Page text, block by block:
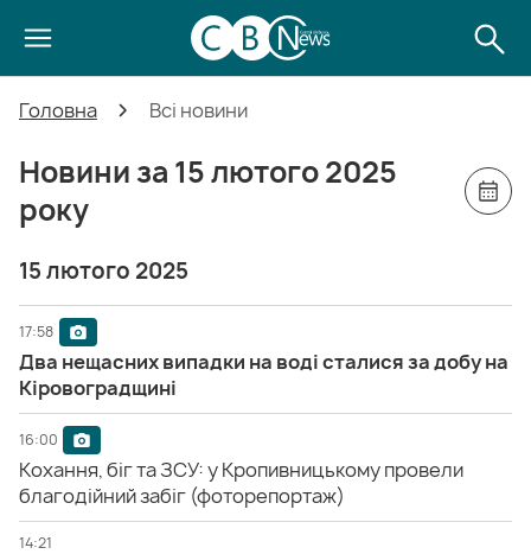
Головна Всі новини
Новини за 15 лютого 2025
року
15 лютого 2025
17:58
Два нещасних випадки на воді сталися за добу на
Кіровоградщині
16:00
Кохання, біг та ЗСУ: у Кропивницькому провели
благодійний забіг (фоторепортаж)
14:21